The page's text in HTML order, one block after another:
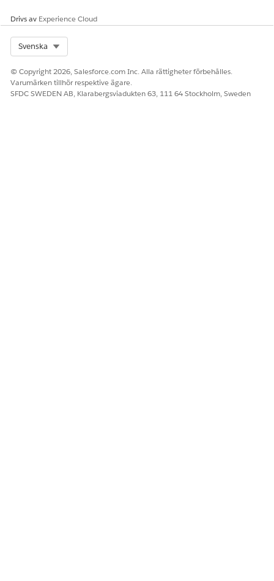
Drivs av Experience Cloud
Svenska
© Copyright 2026, Salesforce.com Inc. Alla rättigheter förbehålles.
Varumärken tillhör respektive ägare.
SFDC SWEDEN AB, Klarabergsviadukten 63, 111 64 Stockholm, Sweden